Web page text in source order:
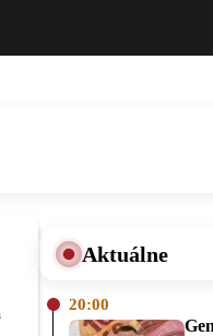
Aktuálne
20:00